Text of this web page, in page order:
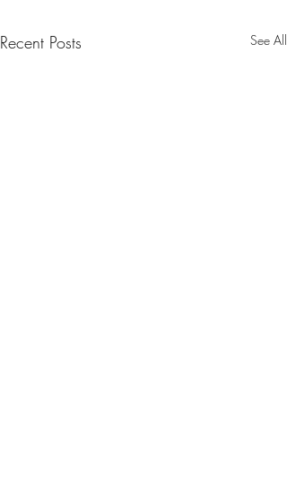
Recent Posts See All